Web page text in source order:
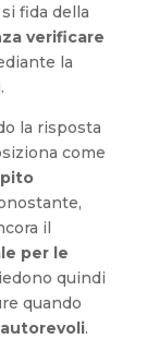
fida della
verificare
la
la risposta
come
il
per le
quindi
quando
.